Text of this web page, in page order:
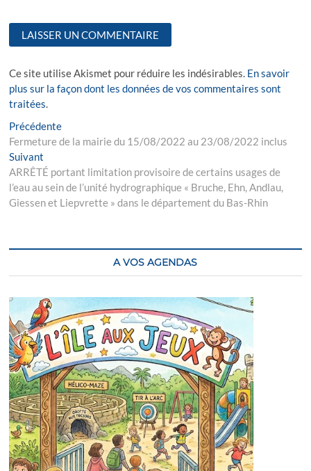
Ce site utilise Akismet pour réduire les indésirables. En savoir
plus sur la façon dont les données de vos commentaires sont
traitées.
Navigation
de
l’article
PrécédentePrevious
post:
Fermeture de la mairie du 15/08/2022 au 23/08/2022 inclus
Suivant
post:
ARRÊTÉ portant limitation provisoire de certains usages de
l’eau au sein de l’unité hydrographique « Bruche, Ehn, Andlau,
Giessen et Liepvrette » dans le département du Bas-Rhin
A VOS AGENDAS